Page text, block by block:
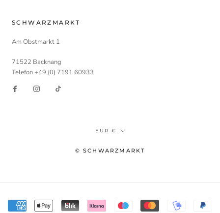
SCHWARZMARKT
Am Obstmarkt 1
71522 Backnang
Telefon +49 (0) 7191 60933
Währung
EUR €
© SCHWARZMARKT